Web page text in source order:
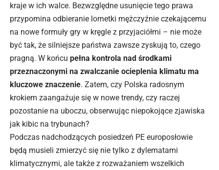
kraje w ich walce. Bezwzględne usunięcie tego prawa
przypomina odbieranie lornetki mężczyźnie czekającemu
na nowe formuły gry w kręgle z przyjaciółmi – nie może
być tak, że silniejsze państwa zawsze zyskują to, czego
pragną. W końcu pełna kontrola nad środkami
przeznaczonymi na zwalczanie ocieplenia klimatu ma
kluczowe znaczenie. Zatem, czy Polska radosnym
krokiem zaangażuje się w nowe trendy, czy raczej
pozostanie na uboczu, obserwując niepokojące zjawiska
jak kibic na trybunach?
Podczas nadchodzących posiedzeń PE europosłowie
będą musieli zmierzyć się nie tylko z dylematami
klimatycznymi, ale także z rozważaniem wszelkich